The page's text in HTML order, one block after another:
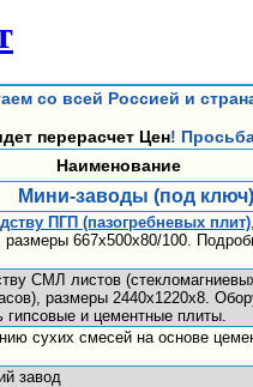
со всей Россией и
перерасчет Цен!
Наименование
Мини-заводы (под ключ)
ПГП (пазогребневых плит)
размеры 667х500х80/100.
СМЛ листов
размеры 2440х1220х8.
гипсовые и цементные плиты.
сухих смесей на основе
завод